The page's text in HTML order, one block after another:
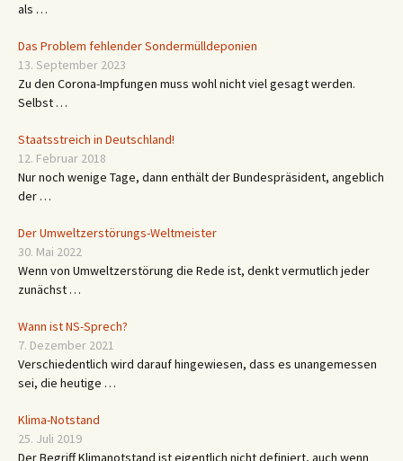
als …
Das Problem fehlender Sondermülldeponien
13. September 2023
Zu den Corona-Impfungen muss wohl nicht viel gesagt werden.
Selbst …
Staatsstreich in Deutschland!
12. Februar 2018
Nur noch wenige Tage, dann enthält der Bundespräsident, angeblich
der …
Der Umweltzerstörungs-Weltmeister
30. Mai 2022
Wenn von Umweltzerstörung die Rede ist, denkt vermutlich jeder
zunächst …
Wann ist NS-Sprech?
7. Dezember 2021
Verschiedentlich wird darauf hingewiesen, dass es unangemessen
sei, die heutige …
Klima-Notstand
25. Juli 2019